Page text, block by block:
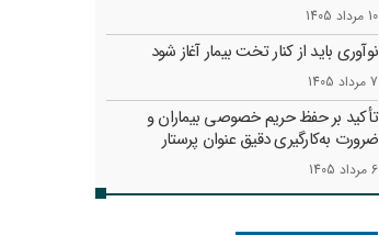
10 مرداد 1405
نوآوری باید از کنار تخت بیمار آغاز شود
7 مرداد 1405
تأکید بر حفظ حریم خصوصی بیماران و
ضرورت به‌کارگیری دقیق عنوان پرستار
6 مرداد 1405